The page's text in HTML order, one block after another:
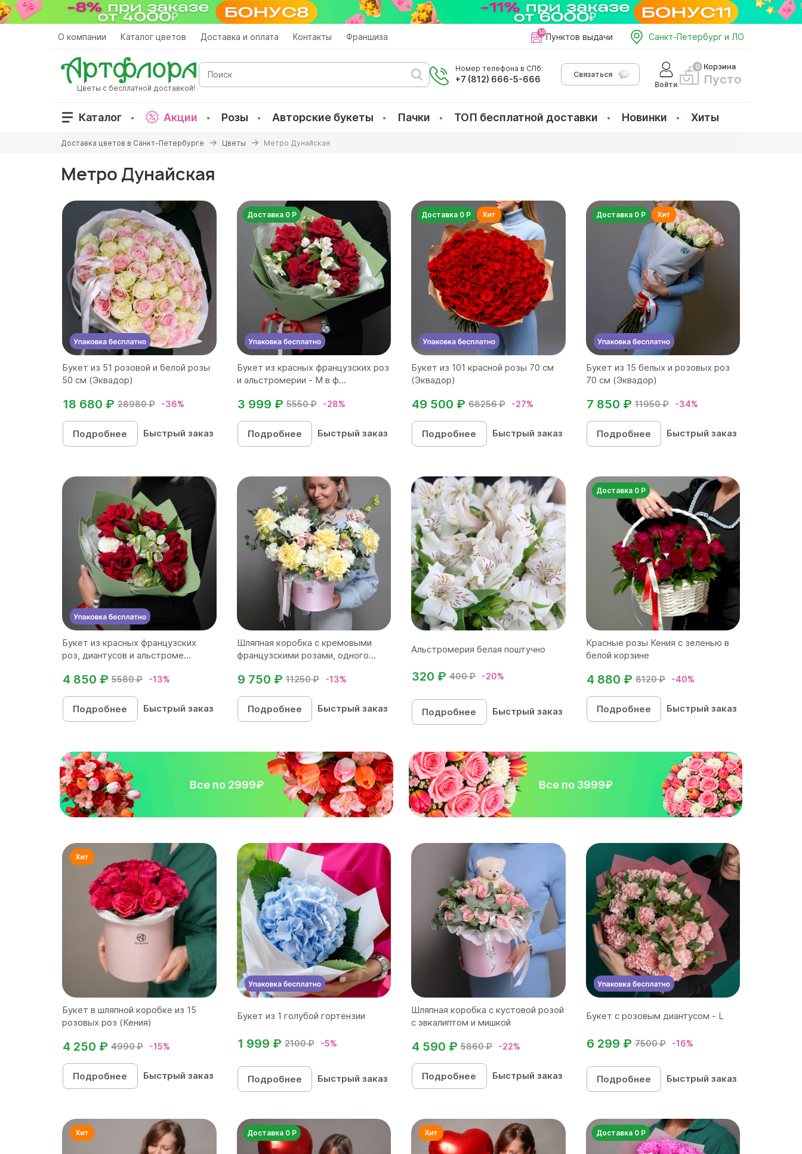
Перейти
к
О компании Каталог цветов Доставка и оплата Контакты Франшиза Пунктов выдачи Санкт-Петербург и ЛО
Цветы с бесплатной доставкой!
Поиск
Номер телефона в СПб:
+7 (812) 666-5-666
Связаться
Войти
Корзина
Пусто
Каталог Акции Розы Авторские букеты Пачки ТОП бесплатной доставки Новинки Хиты
здесь
Доставка цветов в Санкт-Петербурге Цветы Метро Дунайская
Метро Дунайская
Букет из 51 розовой и белой розы
50 см (Эквадор)
28980 ₽ -36%
18 680 ₽
Подробнее Быстрый заказ
Доставка 0 Р
Букет из красных французских роз
и альстромерии - М в ф...
5550 ₽ -28%
3 999 ₽
Подробнее Быстрый заказ
Доставка 0 Р
Букет из 101 красной розы 70 см
(Эквадор)
68256 ₽ -27%
49 500 ₽
Подробнее Быстрый заказ
Доставка 0 Р
Букет из 15 белых и розовых роз
70 см (Эквадор)
11950 ₽ -34%
7 850 ₽
Подробнее Быстрый заказ
Букет из красных французских
роз, диантусов и альстроме...
5580 ₽ -13%
4 850 ₽
Подробнее Быстрый заказ
Шляпная коробка с кремовыми
французскими розами, одного...
11250 ₽ -13%
9 750 ₽
Подробнее Быстрый заказ
Альстромерия белая поштучно
400 ₽ -20%
320 ₽
Подробнее Быстрый заказ
Доставка 0 Р
Красные розы Кения с зеленью в
белой корзине
8120 ₽ -40%
4 880 ₽
Подробнее Быстрый заказ
Все по 2999₽ Все по 3999₽
Букет в шляпной коробке из 15
розовых роз (Кения)
4990 ₽ -15%
4 250 ₽
Подробнее Быстрый заказ
Букет из 1 голубой гортензии
2100 ₽ -5%
1 999 ₽
Подробнее Быстрый заказ
Шляпная коробка с кустовой розой
с эвкалиптом и мишкой
5860 ₽ -22%
4 590 ₽
Подробнее Быстрый заказ
Букет с розовым диантусом - L
7500 ₽ -16%
6 299 ₽
Подробнее Быстрый заказ
Доставка 0 Р Доставка 0 Р